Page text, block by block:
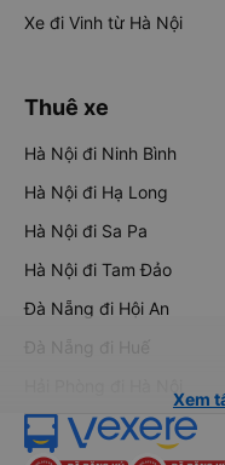
Xe đi Vinh từ Hà Nội
Thuê xe
Hà Nội đi Ninh Bình
Hà Nội đi Hạ Long
Hà Nội đi Sa Pa
Hà Nội đi Tam Đảo
Đà Nẵng đi Hội An
Đà Nẵng đi Huế
Xem